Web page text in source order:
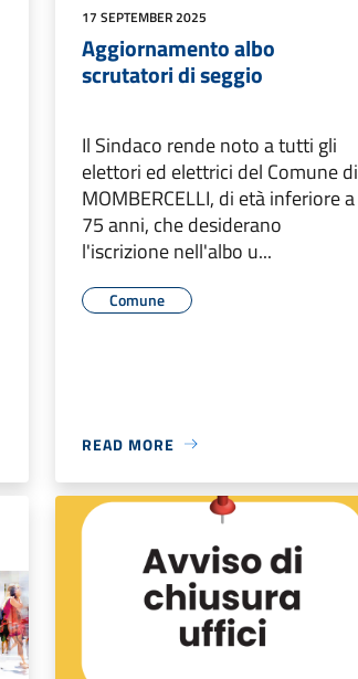
17 SEPTEMBER 2025
Aggiornamento albo
scrutatori di seggio
Il Sindaco rende noto a tutti gli
elettori ed elettrici del Comune di
MOMBERCELLI, di età inferiore a
75 anni, che desiderano
l'iscrizione nell'albo u...
Comune
READ MORE